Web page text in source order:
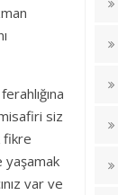
siz
fikre
yaşamak
var ve